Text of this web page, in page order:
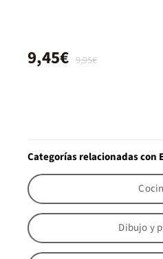
9,95€
9,45€
Categorías relacionadas
Dibujo y